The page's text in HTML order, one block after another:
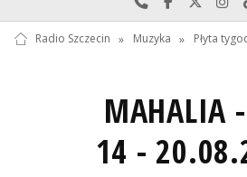
Radio Szczecin » Muzyka » Płyta
MAHALIA
14 -